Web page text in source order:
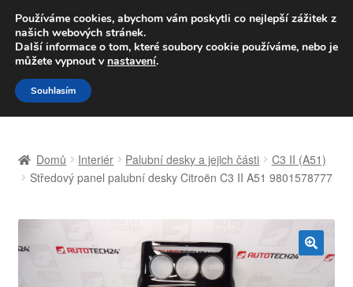
DOPRAVA od 139,-Kč
Volejte po-pá 9-16 704 494 494
Přeskočit
na
navigaci
Přejít
k
obsahu
Celosvětová doprava
Kontakt
Domů Interiér Palubní desky a jejich části
C3 II (A51)
Středový panel palubní desky Citroën C3 II A51 9801578777
Používáme cookies, abychom vám poskytli co nejlepší zážitek z
našich webových stránek.
Další informace o tom, které soubory cookie používáme, nebo je
můžete vypnout v nastavení.
Souhlasím